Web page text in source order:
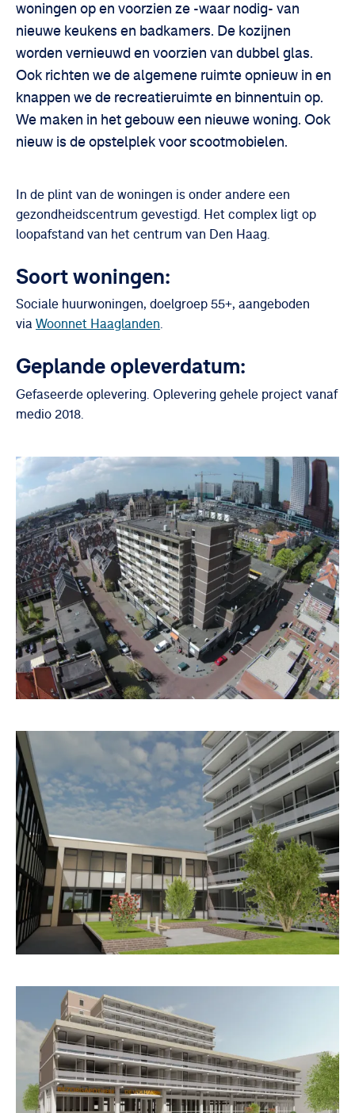
woningen op en voorzien ze -waar nodig- van
nieuwe keukens en badkamers. De kozijnen
worden vernieuwd en voorzien van dubbel glas.
Ook richten we de algemene ruimte opnieuw in en
knappen we de recreatieruimte en binnentuin op.
We maken in het gebouw een nieuwe woning. Ook
nieuw is de opstelplek voor scootmobielen.
In de plint van de woningen is onder andere een
gezondheidscentrum gevestigd. Het complex ligt op
loopafstand van het centrum van Den Haag.
Soort woningen:
Sociale huurwoningen, doelgroep 55+, aangeboden
viaWoonnet Haaglanden.
Geplande opleverdatum:
Gefaseerde oplevering. Oplevering gehele project vanaf
medio 2018.